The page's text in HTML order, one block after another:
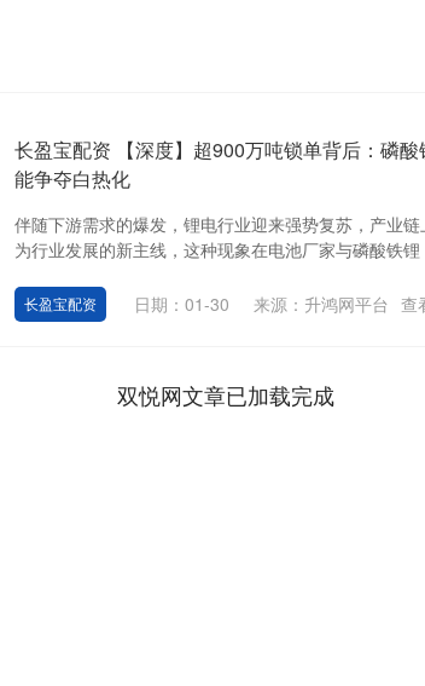
长盈宝配资 【深度】超900万吨锁单背后：磷酸
能争夺白热化
伴随下游需求的爆发，锂电行业迎来强势复苏，产业
为行业发展的新主线，这种现象在电池厂家与磷酸铁
长盈宝配资 日期：01-30 来源：升鸿网平台 查
双悦网文章已加载完成